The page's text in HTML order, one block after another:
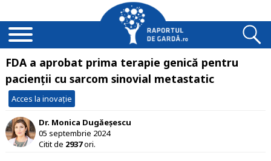
FDA a aprobat prima terapie genică pentru
pacienţii cu sarcom sinovial metastatic
Acces la inovație
Dr. Monica Dugăeșescu
05 septembrie 2024
Citit de 2937ori.